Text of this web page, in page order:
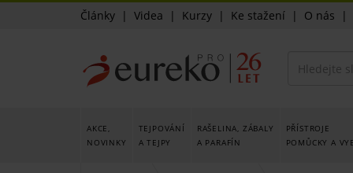
Články | Videa | Kurzy | Ke stažení | O nás |
AKCE,
NOVINKY
TEJPOVÁNÍ
A TEJPY
RAŠELINA, ZÁBALY
A PARAFÍN
PŘÍSTROJE
POMŮCKY A